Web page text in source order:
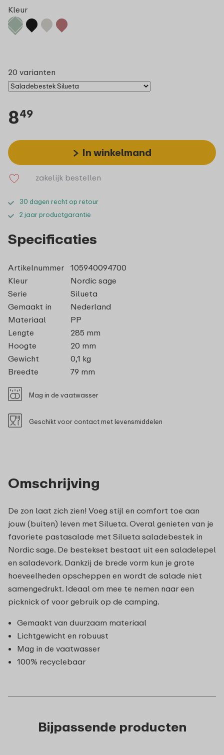
Kleur
20 varianten
849
In winkelmand
zakelijk bestellen
30 dagen recht op retour
2 jaar productgarantie
Omschrijving
De zon laat zich zien! Voeg stijl en comfort toe aan
jouw (buiten) leven met Silueta. Overal genieten van je
favoriete pastasalade met Silueta saladebestek in
Nordic sage. De bestekset bestaat uit een saladelepel
en saladevork. Dankzij de brede vorm kun je grote
hoeveelheden opscheppen en wordt de salade niet
samengedrukt. Ideaal om mee te nemen naar een
picknick of voor gebruik op de camping.
Gemaakt van duurzaam materiaal
Lichtgewicht en robuust
Mag in de vaatwasser
100% recyclebaar
Specificaties
Artikelnummer
105940094700
Kleur
Nordic sage
Serie
Silueta
Gemaakt in
Nederland
Materiaal
PP
Lengte
285 mm
Hoogte
20 mm
Gewicht
0,1 kg
Breedte
79 mm
Mag in de vaatwasser
Geschikt voor contact met levensmiddelen
Bijpassende producten